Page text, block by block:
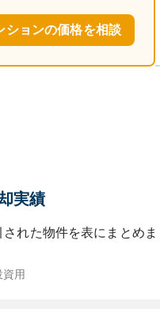
ションの価格を相談
実績
れた物件を表にまとめま
資用